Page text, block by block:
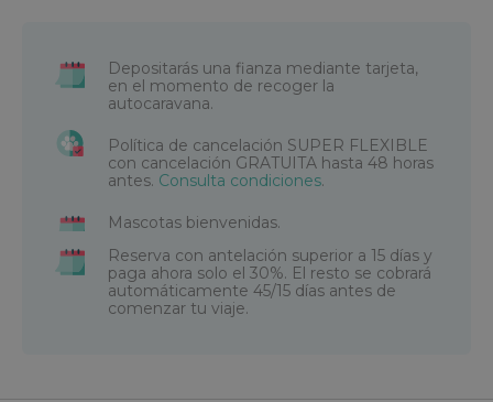
Depositarás una fianza mediante tarjeta,
en el momento de recoger la
autocaravana.
Política de cancelación SUPER FLEXIBLE
con cancelación GRATUITA hasta 48 horas
antes. Consulta condiciones.
Mascotas bienvenidas.
Reserva con antelación superior a 15 días y
paga ahora solo el 30%. El resto se cobrará
automáticamente 45/15 días antes de
comenzar tu viaje.